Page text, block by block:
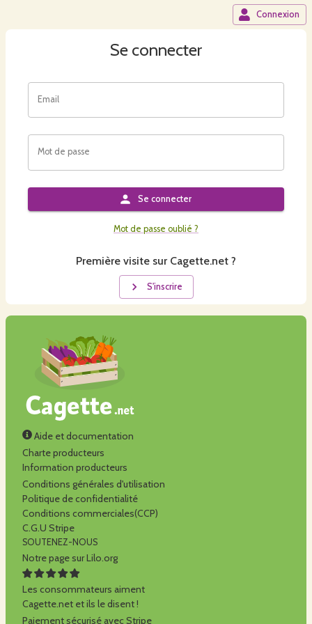
Connexion
Se connecter
Email
Mot de passe
Se connecter
Mot de passe oublié ?
Première visite sur Cagette.net ?
S'inscrire
Aide et documentation
Charte producteurs
Information producteurs
Conditions générales d'utilisation
Politique de confidentialité
Conditions commerciales(CCP)
C.G.U Stripe
SOUTENEZ-NOUS
Notre page sur Lilo.org
Les consommateurs aiment
Cagette.net et ils le disent !
Paiement sécurisé avec Stripe